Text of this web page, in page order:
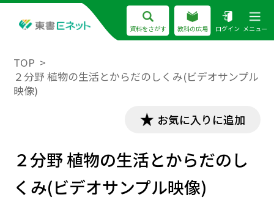
資料をさがす 教科の広場 ログイン メニュー
TOP
２分野 植物の生活とからだのしくみ(ビデオサンプル
映像)
お気に入りに追加
２分野 植物の生活とからだのし
くみ(ビデオサンプル映像)